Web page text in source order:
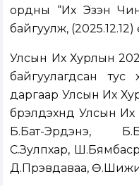
ордны “Их Эзэн
байгуулж,
Улсын Их Хурлын
байгуулагдсан тус
даргаар Улсын Их
бүрэлдэхүүнд Улсын
Б.Бат-Эрдэнэ,
С.Зулпхар,
Д.Пүрэвдаваа,